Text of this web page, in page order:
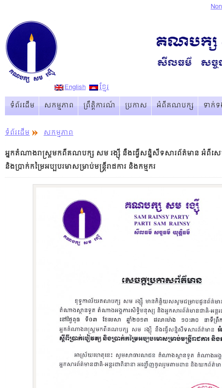
English
ខ្មែរ
ទំព័រដើម
សកម្មភាព ព្រឹត្ដិការណ៏ ប្រកាស អំពីគណបក្ស ទាក់
ទំព័រដើម
សកម្មភាព
អ្នកតំណាងរាស្រ្តមកពីគណបក្ស សម រង្ស៊ី នឹងធ្វើសន្និសីទសារព័ត៌មាន អំពីសេច
និងប្រាក់កម្រៃអប្បបរមាសម្រាប់មន្រ្តីរាជការ និងកម្មករ